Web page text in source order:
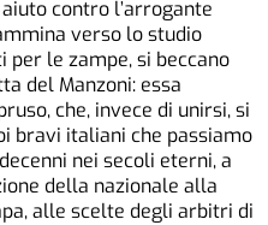
contro l’arrogante
verso lo studio
per le zampe, si beccano
del Manzoni: essa
che, invece di unirsi, si
bravi italiani che passiamo
nei secoli eterni, a
della nazionale alla
alle scelte degli arbitri di